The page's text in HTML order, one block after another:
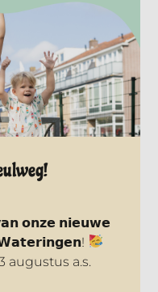
𝗼𝗻𝘇𝗲 𝗻𝗶𝗲𝘂𝘄𝗲
augustus a.s.